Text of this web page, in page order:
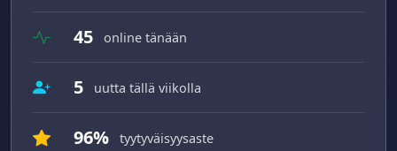
45 online tänään
5 uutta tällä viikolla
96% tyytyväisyysaste